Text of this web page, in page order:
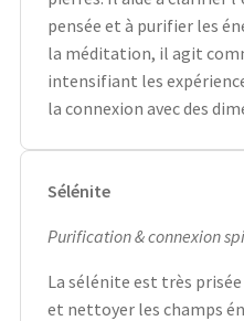
pensée et à purifier les
la méditation, il agit
intensifiant les
la connexion avec des
Sélénite
Purification & connexion
La sélénite est très
et nettoyer les champs